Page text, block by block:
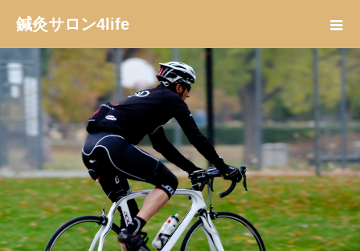
鍼灸サロン4life